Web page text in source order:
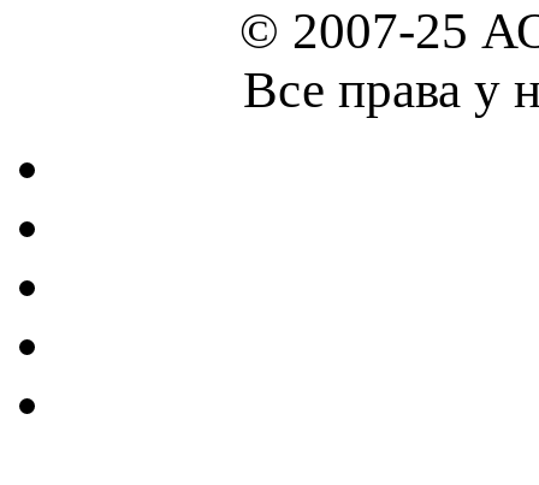
© 2007-25
Все права у